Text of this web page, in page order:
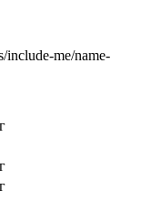
me/name-